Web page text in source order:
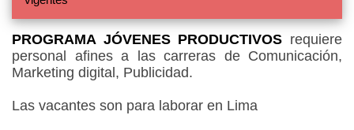
PROGRAMA JÓVENES PRODUCTIVOS requiere
personal afines a las carreras de Comunicación,
Marketing digital, Publicidad.
Las vacantes son para laborar en Lima